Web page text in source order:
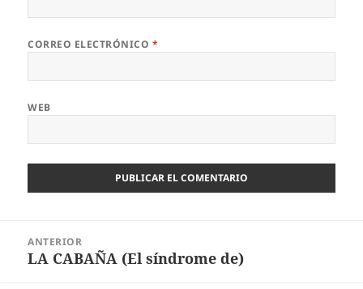
CORREO ELECTRÓNICO *
WEB
entradas
ANTERIOR
Entrada
LA CABAÑA (El síndrome de)